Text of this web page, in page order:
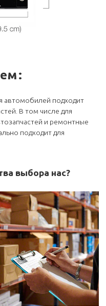
:
автомобилей подходит
В том числе для
и ремонтные
подходит для
выбора нас?